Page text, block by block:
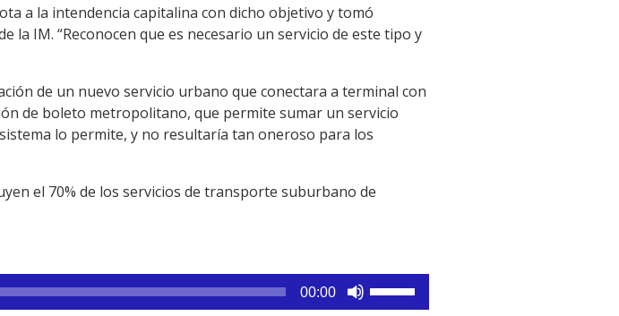
a la intendencia capitalina con dicho objetivo y tomó
la IM. “Reconocen que es necesario un servicio de este tipo y
de un nuevo servicio urbano que conectara a terminal con
de boleto metropolitano, que permite sumar un servicio
lo permite, y no resultaría tan oneroso para los
el 70% de los servicios de transporte suburbano de
00:00